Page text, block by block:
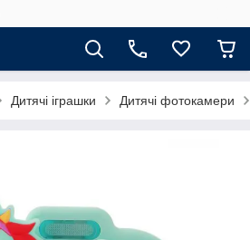
Дитячі іграшки Дитячі фотокамери